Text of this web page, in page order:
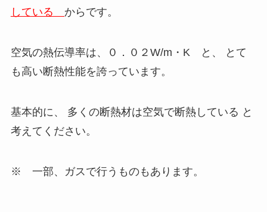
している からです。
空気の熱伝導率は、０．０２W/m・K と、 とて
も高い断熱性能を誇っています。
基本的に、 多くの断熱材は空気で断熱している と
考えてください。
※ 一部、ガスで行うものもあります。